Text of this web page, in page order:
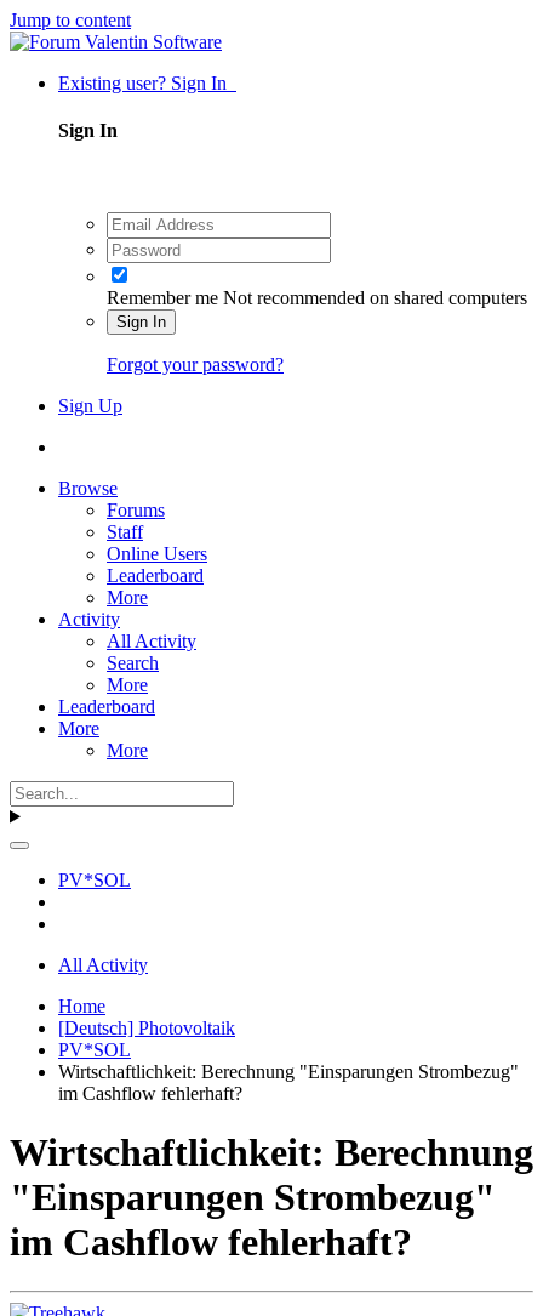
Jump to content
Existing user? Sign In
Sign In
Remember me Not recommended on shared computers
Sign In
Forgot your password?
Sign Up
Browse
Forums
Staff
Online Users
Leaderboard
More
Activity
All Activity
Search
More
Leaderboard
More
More
PV*SOL
All Activity
Home
[Deutsch] Photovoltaik
PV*SOL
Wirtschaftlichkeit: Berechnung "Einsparungen Strombezug"
im Cashflow fehlerhaft?
Wirtschaftlichkeit: Berechnung
"Einsparungen Strombezug"
im Cashflow fehlerhaft?